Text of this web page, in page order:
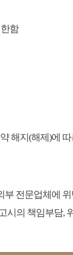
함
해지(해제)에
전문업체에
의 책임부담,